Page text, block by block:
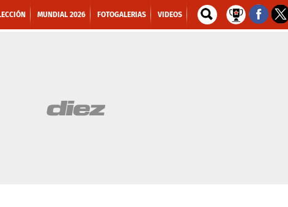
MUNDIAL 2026 FOTOGALERIAS VIDEOS